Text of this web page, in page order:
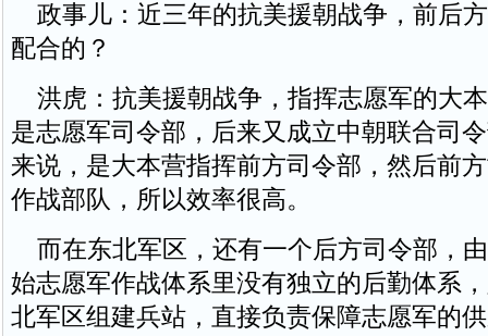
政事儿：近三年的抗美援朝战争，前后
配合的？
洪虎：抗美援朝战争，指挥志愿军的大
是志愿军司令部，后来又成立中朝联合司
来说，是大本营指挥前方司令部，然后前
作战部队，所以效率很高。
而在东北军区，还有一个后方司令部，
始志愿军作战体系里没有独立的后勤体系
北军区组建兵站，直接负责保障志愿军的